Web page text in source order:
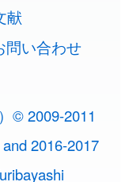
した
した User feedback
ました
ました User feedback
き順
き順
文・英語・
覧
一覧
熟語を探す
ト
違い
音辞典
一覧
覧
名一覧
日更新）
イズ（毎日
ム
クレット
ブックマー
す。
方
ギャラリ
献
問い合わせ
© 2009-2011
2016-2017